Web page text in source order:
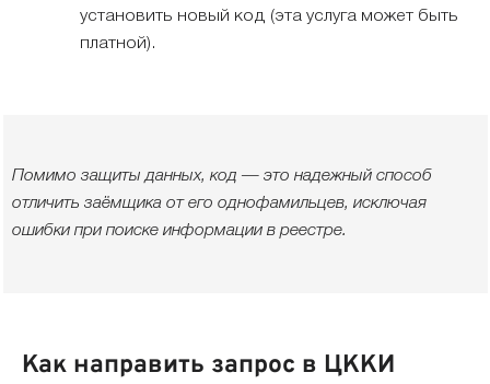
установить новый код (эта услуга может быть
платной).
Помимо защиты данных, код — это надежный способ
отличить заёмщика от его однофамильцев, исключая
ошибки при поиске информации в реестре.
Как направить запрос в ЦККИ